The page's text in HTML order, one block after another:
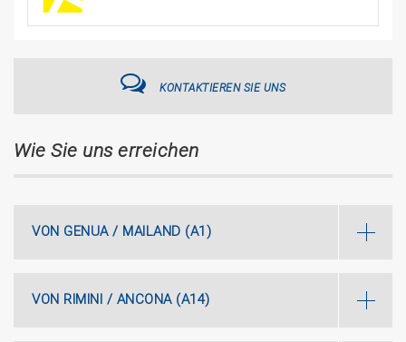
KONTAKTIEREN SIE UNS
Wie Sie uns erreichen
VON GENUA / MAILAND (A1)
VON RIMINI / ANCONA (A14)